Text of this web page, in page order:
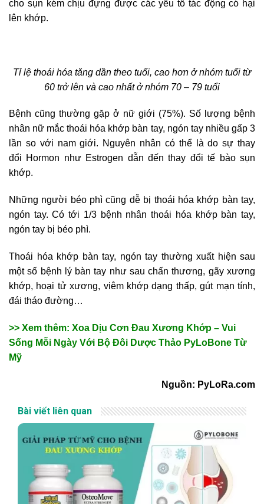
cho sụn kém chịu đựng được các yếu tố tác động có hại
lên khớp.
Tỉ lệ thoái hóa tăng dần theo tuổi, cao hơn ở nhóm tuổi từ
60 trở lên và cao nhất ở nhóm 70 – 79 tuổi
Bệnh cũng thường gặp ở nữ giới (75%). Số lượng bệnh
nhân nữ mắc thoái hóa khớp bàn tay, ngón tay nhiều gấp 3
lần so với nam giới. Nguyên nhân có thể là do sự thay
đổi Hormon như Estrogen dẫn đến thay đổi tế bào sụn
khớp.
Những người béo phì cũng dễ bị thoái hóa khớp bàn tay,
ngón tay. Có tới 1/3 bệnh nhân thoái hóa khớp bàn tay,
ngón tay bị béo phì.
Thoái hóa khớp bàn tay, ngón tay thường xuất hiện sau
một số bệnh lý bàn tay như sau chấn thương, gãy xương
khớp, hoại tử xương, viêm khớp dạng thấp, gút mạn tính,
đái tháo đường…
>> Xem thêm: Xoa Dịu Cơn Đau Xương Khớp – Vui
Sống Mỗi Ngày Với Bộ Đôi Dược Thảo PyLoBone Từ
Mỹ
Nguồn: PyLoRa.com
Bài viết liên quan